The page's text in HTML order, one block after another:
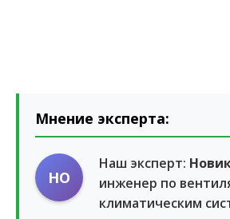
Мнение эксперта:
НО
Наш эксперт:
инженер по
климатическим